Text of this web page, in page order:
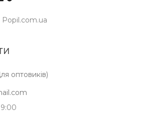
Popil.com.ua
оптовиків)